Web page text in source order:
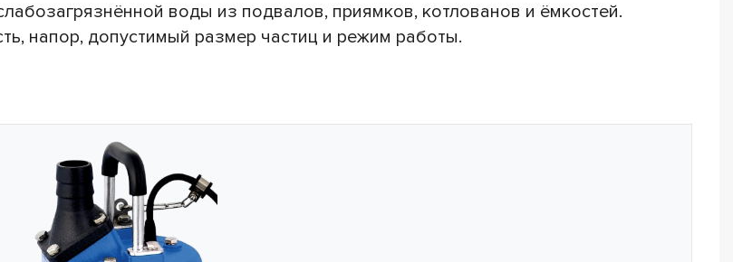
воды из подвалов, приямков, котлованов и ёмкостей.
напор, допустимый размер частиц и режим работы.